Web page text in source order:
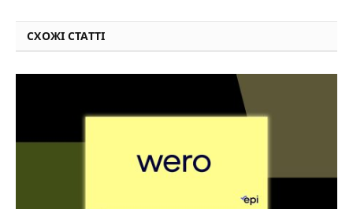
СХОЖІ СТАТТІ